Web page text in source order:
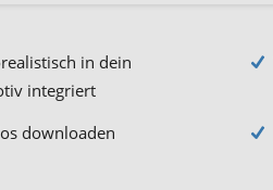
in dein
integriert
downloaden